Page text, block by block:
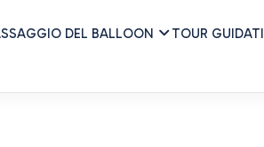
DEL BALLOON TOUR GUIDATI